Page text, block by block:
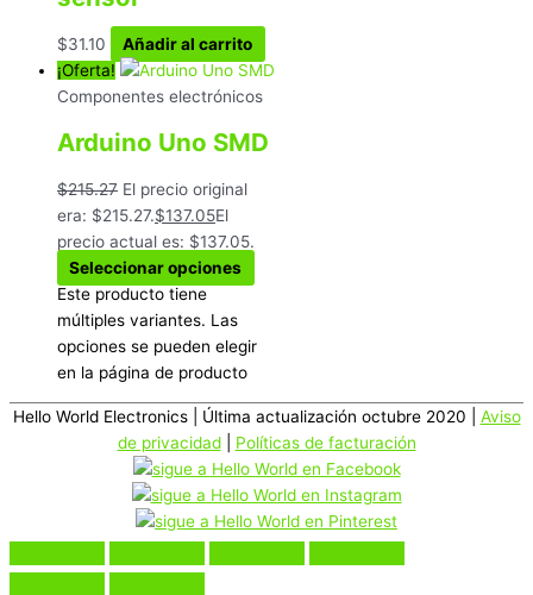
$31.10
Añadir al carrito
¡Oferta!
Componentes electrónicos
Arduino Uno SMD
$215.27 El precio original
era: $215.27.$137.05El
precio actual es: $137.05.
Seleccionar opciones
Este producto tiene
múltiples variantes. Las
opciones se pueden elegir
en la página de producto
Hello World Electronics| Última actualización octubre 2020 | Aviso
de privacidad| Políticas de facturación